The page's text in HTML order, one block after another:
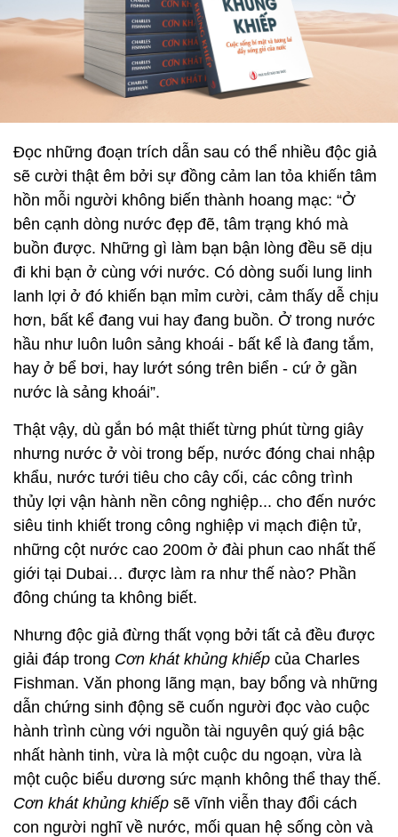
Đọc những đoạn trích dẫn sau có thể nhiều độc giả
sẽ cười thật êm bởi sự đồng cảm lan tỏa khiến tâm
hồn mỗi người không biến thành hoang mạc: “Ở
bên cạnh dòng nước đẹp đẽ, tâm trạng khó mà
buồn được. Những gì làm bạn bận lòng đều sẽ dịu
đi khi bạn ở cùng với nước. Có dòng suối lung linh
lanh lợi ở đó khiến bạn mỉm cười, cảm thấy dễ chịu
hơn, bất kể đang vui hay đang buồn. Ở trong nước
hầu như luôn luôn sảng khoái - bất kể là đang tắm,
hay ở bể bơi, hay lướt sóng trên biển - cứ ở gần
nước là sảng khoái”.
Thật vậy, dù gắn bó mật thiết từng phút từng giây
nhưng nước ở vòi trong bếp, nước đóng chai nhập
khẩu, nước tưới tiêu cho cây cối, các công trình
thủy lợi vận hành nền công nghiệp... cho đến nước
siêu tinh khiết trong công nghiệp vi mạch điện tử,
những cột nước cao 200m ở đài phun cao nhất thế
giới tại Dubai… được làm ra như thế nào? Phần
đông chúng ta không biết.
Nhưng độc giả đừng thất vọng bởi tất cả đều được
giải đáp trong Cơn khát khủng khiếp của Charles
Fishman. Văn phong lãng mạn, bay bổng và những
dẫn chứng sinh động sẽ cuốn người đọc vào cuộc
hành trình cùng với nguồn tài nguyên quý giá bậc
nhất hành tinh, vừa là một cuộc du ngoạn, vừa là
một cuộc biểu dương sức mạnh không thể thay thế.
Cơn khát khủng khiếp sẽ vĩnh viễn thay đổi cách
con người nghĩ về nước, mối quan hệ sống còn và